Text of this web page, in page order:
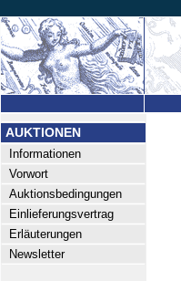
AUKTIONEN
Informationen
Vorwort
Auktionsbedingungen
Einlieferungsvertrag
Erläuterungen
Newsletter